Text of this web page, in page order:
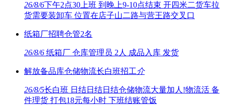
26/8/6下午2点30上班 到晚上9-10点结束 开四米二货车拉
货需要装卸车 位置在店子山二路与营王路交叉口
纸箱厂招聘仓管2名
26/8/6 纸箱厂 仓库管理员 2人 成品入库 发货
解放备品库仓储物流长白班招工介
26/8/5长白班 日结日结日结仓储物流大量加人!物流活 备
件理货 打包18元每小时 下班结账管饭